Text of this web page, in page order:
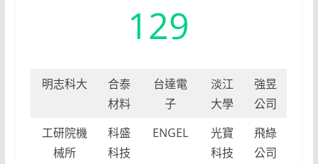
129
明志科大
合泰
材料
台達電
子
淡江
大學
強昱
公司
工研院機
械所
科盛
科技
ENGEL
光寶
科技
飛綠
公司